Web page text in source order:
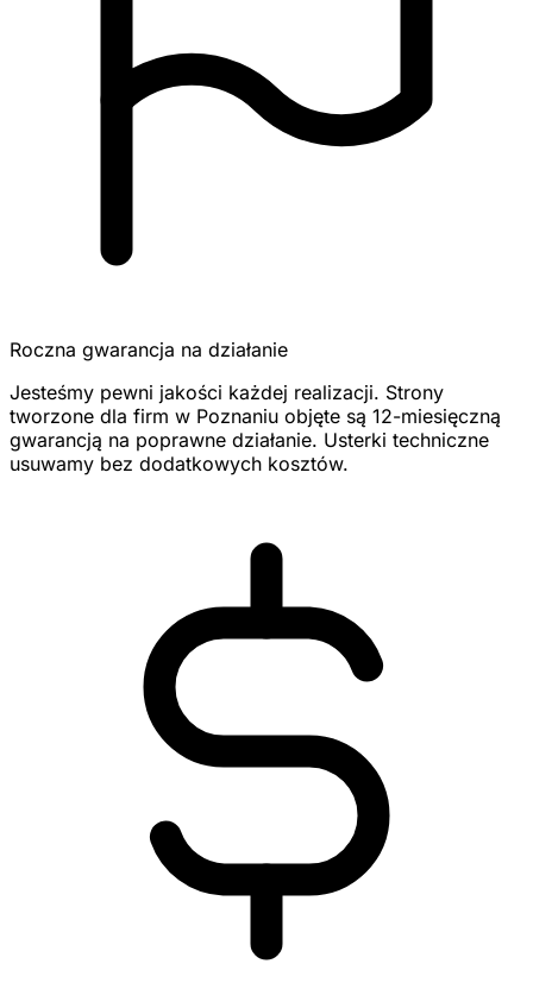
Roczna gwarancja na działanie
Jesteśmy pewni jakości każdej realizacji. Strony
tworzone dla firm w Poznaniu objęte są 12-miesięczną
gwarancją na poprawne działanie. Usterki techniczne
usuwamy bez dodatkowych kosztów.